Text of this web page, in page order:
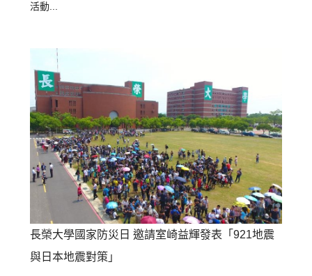
活動...
長榮大學國家防災日 邀請室崎益輝發表「921地震
與日本地震對策」